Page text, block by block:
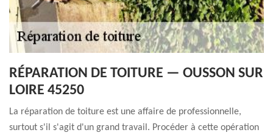
RÉPARATION DE TOITURE — OUSSON SUR
LOIRE 45250
La réparation de toiture est une affaire de professionnelle,
surtout s'il s'agit d'un grand travail. Procéder à cette opération